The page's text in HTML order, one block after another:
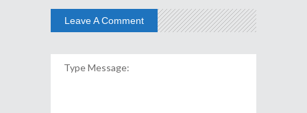
Leave A Comment